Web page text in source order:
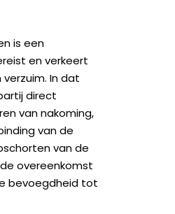
is een
en verkeert
In dat
direct
van nakoming,
van de
van de
overeenkomst
bevoegdheid tot